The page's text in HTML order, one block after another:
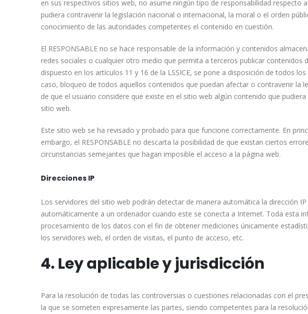
en sus respectivos sitios web, no asume ningún tipo de responsabilidad
pudiera contravenir la legislación nacional o internacional, la moral o el orden
conocimiento de las autoridades competentes el contenido en cuestión.
El RESPONSABLE no se hace responsable de la información y contenidos
redes sociales o cualquier otro medio que permita a terceros publicar contenidos
dispuesto en los artículos 11 y 16 de la LSSICE, se pone a disposición de todos
caso, bloqueo de todos aquellos contenidos que puedan afectar o contravenir la
de que el usuario considere que existe en el sitio web algún contenido que
sitio web.
Este sitio web se ha revisado y probado para que funcione correctamente. En
embargo, el RESPONSABLE no descarta la posibilidad de que existan ciertos
circunstancias semejantes que hagan imposible el acceso a la página web.
Direcciones IP
Los servidores del sitio web podrán detectar de manera automática la dirección
automáticamente a un ordenador cuando este se conecta a Internet. Toda esta
procesamiento de los datos con el fin de obtener mediciones únicamente
los servidores web, el orden de visitas, el punto de acceso, etc.
4. Ley aplicable y jurisdicción
Para la resolución de todas las controversias o cuestiones relacionadas con el
la que se someten expresamente las partes, siendo competentes para la